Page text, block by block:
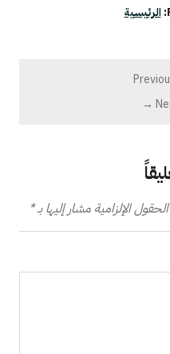
الرئيسية
الحقول الإلزامية مشار إليها بـ*